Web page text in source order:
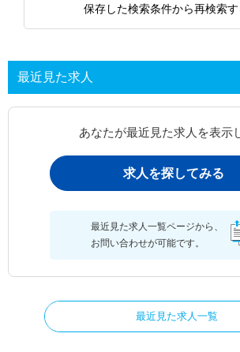
保存した検索条件から再検索す
最近見た求人
あなたが最近見た求人を表示
求人を探してみる
最近見た求人一覧ページから、
お問い合わせが可能です。
最近見た求人一覧